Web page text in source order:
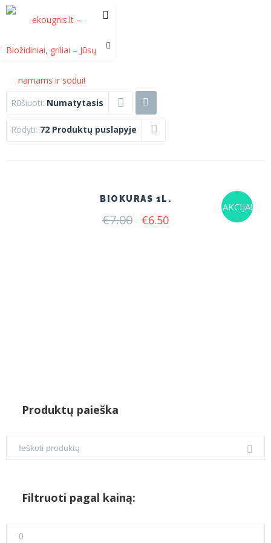
Rūšiuoti: Numatytasis
Rodyti: 72 Produktų puslapyje
AKCIJA!
BIOKURAS 1L.
€7.00 Original
€6.50Current
Produktų paieška
Filtruoti pagal kainą: